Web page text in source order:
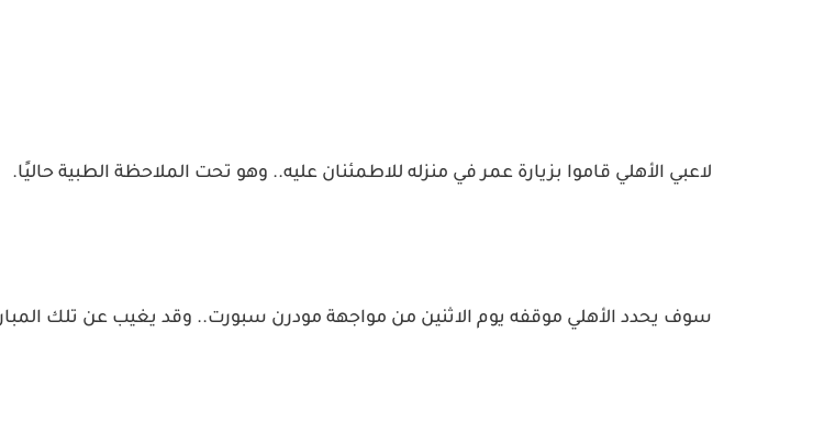
لاعبي الأهلي قاموا بزيارة عمر في منزله للاطمئنان عليه.. وهو تحت الملاحظة الطبية حاليًا.
سوف يحدد الأهلي موقفه يوم الاثنين من مواجهة مودرن سبورت.. وقد يغيب عن تلك